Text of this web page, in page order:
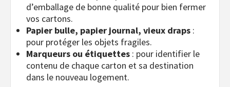
d’emballage de bonne qualité pour bien fermer
vos cartons.
Papier bulle, papier journal, vieux draps :
pour protéger les objets fragiles.
Marqueurs ou étiquettes : pour identifier le
contenu de chaque carton et sa destination
dans le nouveau logement.